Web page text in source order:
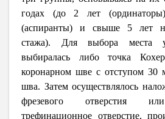
годах (до 2 лет
(аспиранты) и свыше 5 лет
стажа). Для выбора места
выбиралась либо точка
коронарном шве с отступом 30
шва. Затем осуществлялось
фрезевого отверстия или
трефинационное отверстие,